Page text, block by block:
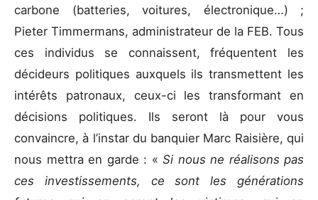
carbone (batteries, voitures, électronique…) ;
Pieter Timmermans, administrateur de la FEB. Tous
ces individus se connaissent, fréquentent les
décideurs politiques auxquels ils transmettent les
intérêts patronaux, ceux-ci les transformant en
décisions politiques. Ils seront là pour vous
convaincre, à l’instar du banquier Marc Raisière, qui
nous mettra en garde : « Si nous ne réalisons pas
ces investissements, ce sont les générations